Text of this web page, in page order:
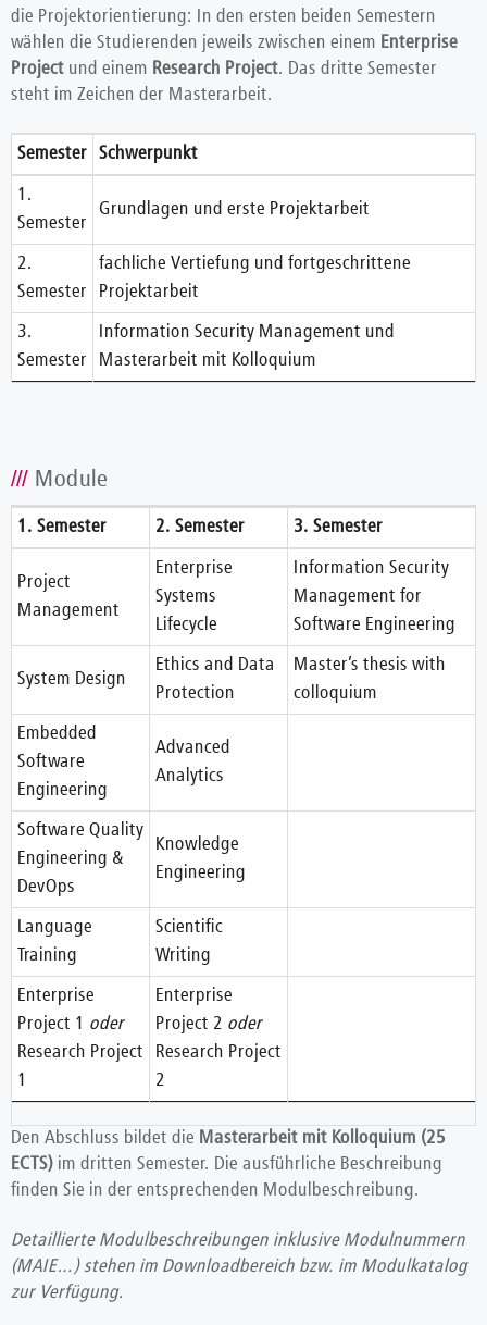
die Projektorientierung: In den ersten beiden Semestern
wählen die Studierenden jeweils zwischen einem Enterprise
Project und einem Research Project. Das dritte Semester
steht im Zeichen der Masterarbeit.
Semester Schwerpunkt
1.
Semester
Grundlagen und erste Projektarbeit
2.
Semester
fachliche Vertiefung und fortgeschrittene
Projektarbeit
3.
Semester
Information Security Management und
Masterarbeit mit Kolloquium
Module
1. Semester 2. Semester 3. Semester
Project
Management
Enterprise
Systems
Lifecycle
Information Security
Management for
Software Engineering
System Design
Ethics and Data
Protection
Master’s thesis with
colloquium
Embedded
Software
Engineering
Advanced
Analytics
Software Quality
Engineering &
DevOps
Knowledge
Engineering
Language
Training
Scientific
Writing
Enterprise
Project 1 oder
Research Project
1
Enterprise
Project 2 oder
Research Project
2
Den Abschluss bildet die Masterarbeit mit Kolloquium (25
ECTS) im dritten Semester. Die ausführliche Beschreibung
finden Sie in der entsprechenden Modulbeschreibung.
Detaillierte Modulbeschreibungen inklusive Modulnummern
(MAIE…) stehen im Downloadbereich bzw. im Modulkatalog
zur Verfügung.